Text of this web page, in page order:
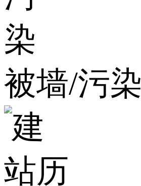
被墙/污染